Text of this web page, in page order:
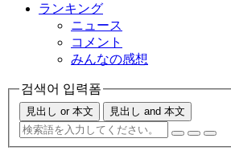
ランキング
ニュース
コメント
みんなの感想
검색어 입력폼
見出し or 本文 見出し and 本文